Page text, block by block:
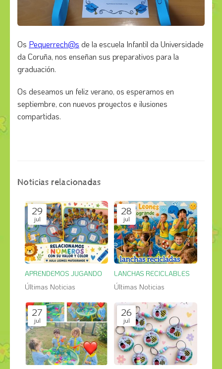
Os Pequerrech@s de la escuela Infantil da Universidade
da Coruña, nos enseñan sus preparativos para la
graduación.
Os deseamos un feliz verano, os esperamos en
septiembre, con nuevos proyectos e ilusiones
compartidas.
Noticias relacionadas
29
jul
APRENDEMOS JUGANDO
Últimas Noticias
28
jul
LANCHAS RECICLABLES
Últimas Noticias
27
jul
26
jul